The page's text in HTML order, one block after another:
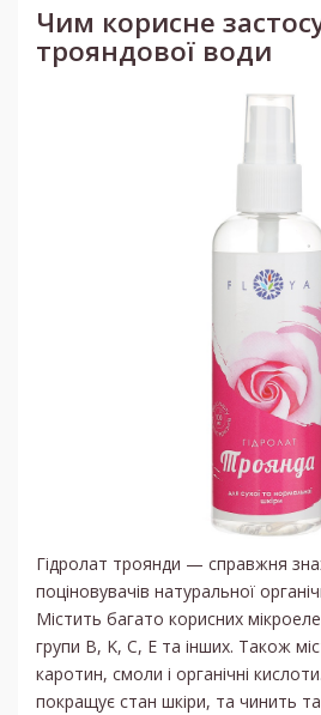
Чим корисне
трояндової води
Гідролат троянди — справжня
поціновувачів натуральної
Містить багато корисних
групи B, K, C, Е та інших. Також
каротин, смоли і органічні
покращує стан шкіри, та чинить